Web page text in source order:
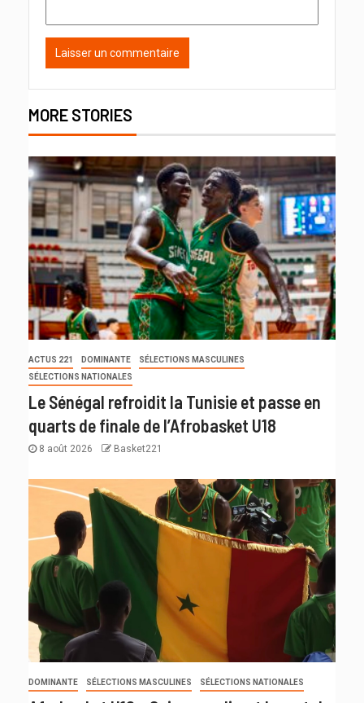
MORE STORIES
ACTUS 221 DOMINANTE
SÉLECTIONS MASCULINES
SÉLECTIONS NATIONALES
Le Sénégal refroidit la Tunisie et passe en
quarts de finale de l’Afrobasket U18
8 août 2026 Basket221
DOMINANTE SÉLECTIONS MASCULINES SÉLECTIONS NATIONALES